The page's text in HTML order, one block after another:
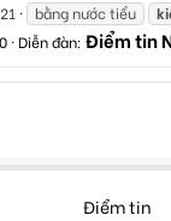
bằng nước tiểu
Diễn đàn: Điểm tin
Điểm tin